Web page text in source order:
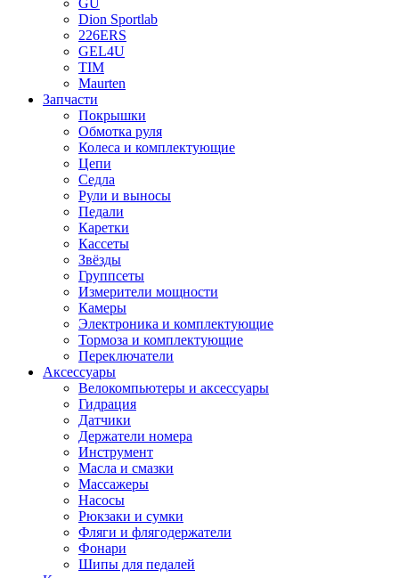
GU
Dion Sportlab
226ERS
GEL4U
TIM
Maurten
Запчасти
Покрышки
Обмотка руля
Колеса и комплектующие
Цепи
Седла
Рули и выносы
Педали
Каретки
Кассеты
Звёзды
Группсеты
Измерители мощности
Камеры
Электроника и комплектующие
Тормоза и комплектующие
Переключатели
Аксессуары
Велокомпьютеры и аксессуары
Гидрация
Датчики
Держатели номера
Инструмент
Масла и смазки
Массажеры
Насосы
Рюкзаки и сумки
Фляги и флягодержатели
Фонари
Шипы для педалей